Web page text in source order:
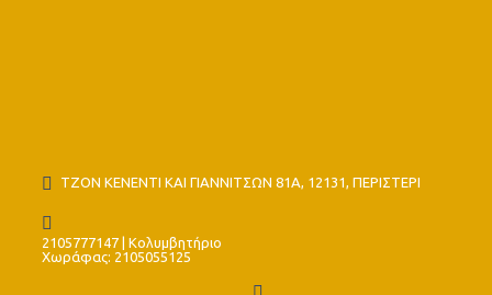
ΤΖΟΝ ΚΕΝΕΝΤΙ ΚΑΙ ΓΙΑΝΝΙΤΣΩΝ 81Α, 12131, ΠΕΡΙΣΤΕΡΙ
2105777147 | Κολυμβητήριο
Χωράφας: 2105055125